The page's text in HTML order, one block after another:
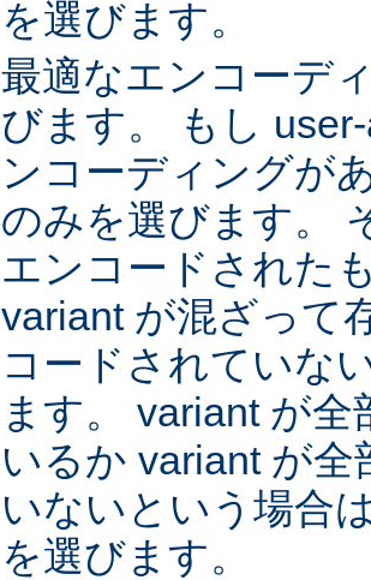
を選びます。
最適なエンコーデ
びます。 もし
ンコーディングが
のみを選びます。
エンコードされた
variant が混ざって
コードされていな
ます。 variant が
いるか variant が
いないという場合
を選びます。